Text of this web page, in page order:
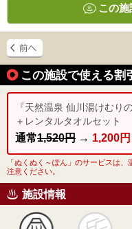
この施
この施設で使える割
『天然温泉 仙川湯けむり
＋レンタルタオルセット
通常1,520円 → 1,200円
「ぬくぬく～ぽん」のサービスは
注意ください。
施設情報
か